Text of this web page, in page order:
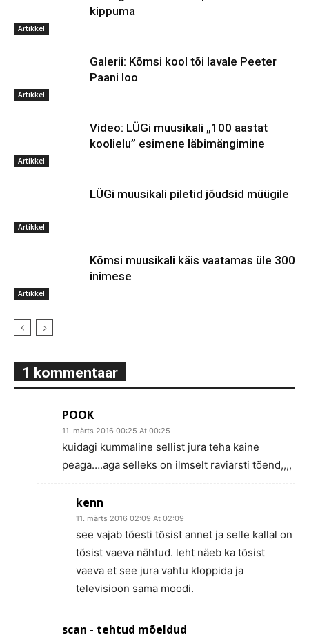
Artikkel
kippuma
Artikkel
Galerii: Kõmsi kool tõi lavale Peeter
Paani loo
Artikkel
Video: LÜGi muusikali „100 aastat
koolielu” esimene läbimängimine
Artikkel
LÜGi muusikali piletid jõudsid müügile
Artikkel
Kõmsi muusikali käis vaatamas üle 300
inimese
1 kommentaar
POOK
11. märts 2016 00:25 At 00:25
kuidagi kummaline sellist jura teha kaine
peaga….aga selleks on ilmselt raviarsti tõend,,,,
kenn
11. märts 2016 02:09 At 02:09
see vajab tõesti tõsist annet ja selle kallal on
tõsist vaeva nähtud. leht näeb ka tõsist
vaeva et see jura vahtu kloppida ja
televisioon sama moodi.
scan - tehtud mõeldud